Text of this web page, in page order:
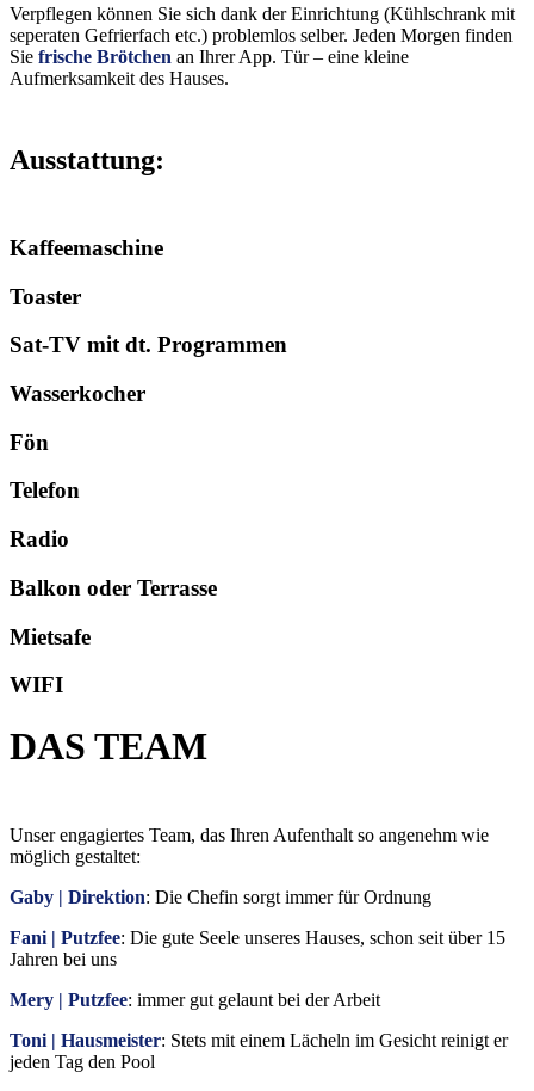
Verpflegen können Sie sich dank der Einrichtung (Kühlschrank mit
seperaten Gefrierfach etc.) problemlos selber. Jeden Morgen finden
Sie frische Brötchen an Ihrer App. Tür – eine kleine
Aufmerksamkeit des Hauses.
Ausstattung:
Kaffee­maschine
Toaster
Sat-TV mit dt. Pro­grammen
Wasser­kocher
Fön
Telefon
Radio
Balkon oder Terrasse
Mietsafe
WIFI
DAS TEAM
Unser engagiertes Team, das Ihren Aufenthalt so angenehm wie
möglich gestaltet:
Gaby | Direktion: Die Chefin sorgt immer für Ordnung
Fani | Putzfee: Die gute Seele unseres Hauses, schon seit über 15
Jahren bei uns
Mery | Putzfee: immer gut gelaunt bei der Arbeit
Toni | Hausmeister: Stets mit einem Lächeln im Gesicht reinigt er
jeden Tag den Pool